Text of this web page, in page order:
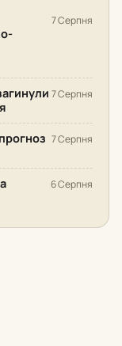
7 Серпня
7 Серпня
7 Серпня
6 Серпня